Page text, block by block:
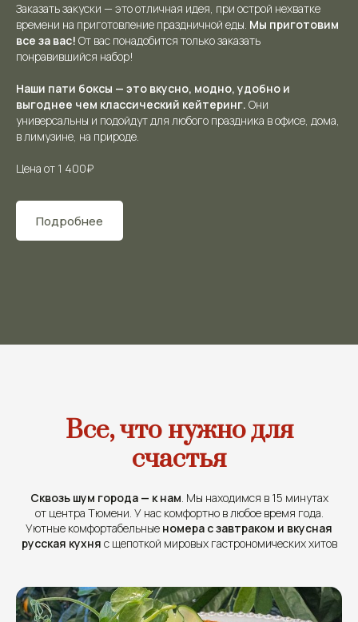
Заказать закуски — это отличная идея, при острой нехватке
времени на приготовление праздничной еды. Мы приготовим
все за вас! От вас понадобится только заказать
понравившийся набор!
Наши пати боксы — это вкусно, модно, удобно и
выгоднее чем классический кейтеринг. Они
универсальны и подойдут для любого праздника в офисе, дома,
в лимузине, на природе.
Цена от 1 400₽
Подробнее
Все, что нужно для
счастья
Сквозь шум города — к нам. Мы находимся в 15 минутах
от центра Тюмени. У нас комфортно в любое время года.
Уютные комфортабельные номера с завтраком и вкусная
русская кухня с щепоткой мировых гастрономических хитов